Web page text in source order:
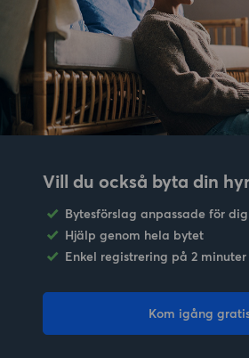
Vill du också byta din
Bytesförslag anpassade för dig
Hjälp genom hela bytet
Enkel registrering på 2 minuter
Kom igång